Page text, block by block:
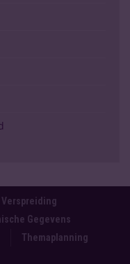
Verspreiding
Gegevens
Themaplanning